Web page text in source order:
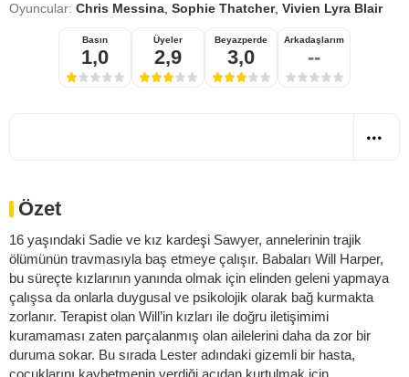
Oyuncular: Chris Messina Sophie Thatcher, Vivien Lyra Blair
Basın
1,0
Üyeler
2,9
Beyazperde
3,0
Arkadaşlarım
--
Özet
16 yaşındaki Sadie ve kız kardeşi Sawyer, annelerinin trajik
ölümünün travmasıyla baş etmeye çalışır. Babaları Will Harper,
bu süreçte kızlarının yanında olmak için elinden geleni yapmaya
çalışsa da onlarla duygusal ve psikolojik olarak bağ kurmakta
zorlanır. Terapist olan Will’in kızları ile doğru iletişimimi
kuramaması zaten parçalanmış olan ailelerini daha da zor bir
duruma sokar. Bu sırada Lester adındaki gizemli bir hasta,
çocuklarını kaybetmenin verdiği acıdan kurtulmak için